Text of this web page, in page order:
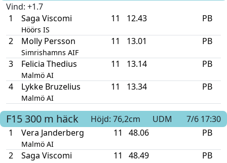
Vind: +1.7
1
Saga Viscomi
Höörs IS
11 12.43 PB
2 Molly Persson
Simrishamns AIF
11 13.01 PB
3 Felicia Thedius
Malmö AI
11 13.14 PB
4 Lykke Bruzelius
Malmö AI
11 13.34 PB
F15 300 m häck Höjd: 76,2cm UDM
7/6 17:30
1
Vera Janderberg
Malmö AI
11 48.06 PB
2 Saga Viscomi 11 48.49 PB